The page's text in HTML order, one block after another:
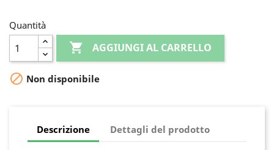
Quantità
 AGGIUNGI AL CARRELLO
 Non disponibile
Descrizione Dettagli del prodotto